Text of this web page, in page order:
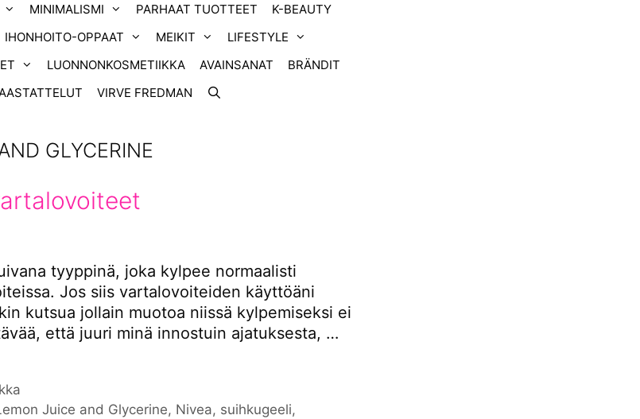
MINIMALISMI PARHAAT TUOTTEET
K-BEAUTY
IHONHOITO-OPPAAT MEIKIT
LIFESTYLE
LUONNONKOSMETIIKKA AVAINSANAT
BRÄNDIT
VIRVE FREDMAN
GLYCERINE
tyyppinä, joka kylpee normaalisti
Jos siis vartalovoiteiden käyttöäni
kutsua jollain muotoa niissä kylpemiseksi ei
että juuri minä innostuin ajatuksesta, …
Juice and Glycerine, Nivea, suihkugeeli,